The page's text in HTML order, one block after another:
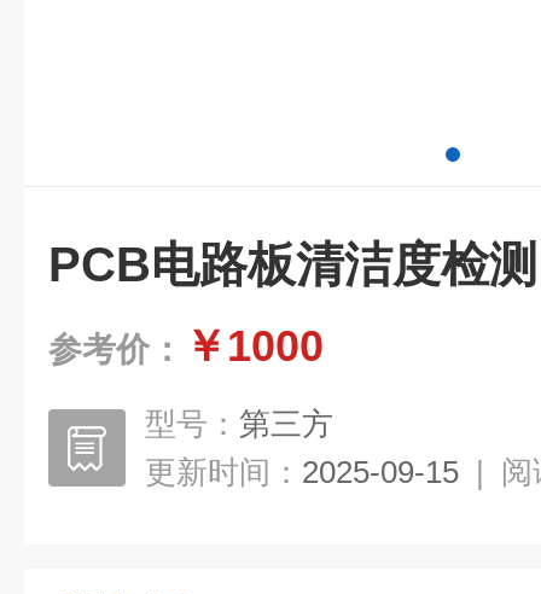
PCB电路板清洁度检测
参考价： ￥1000
型号： 第三方
更新时间： 2025-09-15 | 阅